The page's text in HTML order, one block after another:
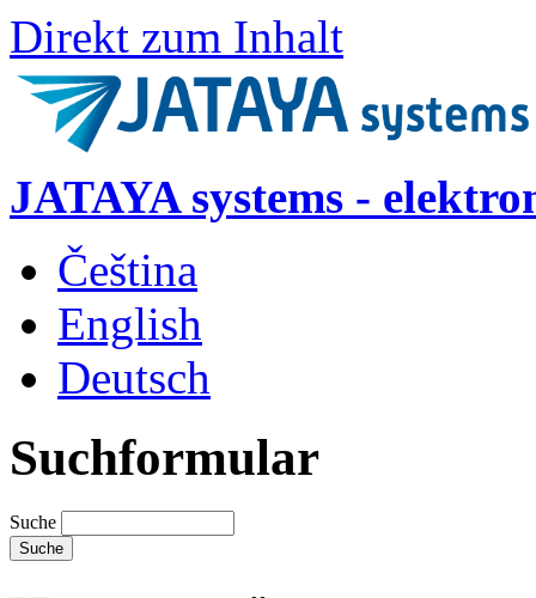
Direkt zum Inhalt
JATAYA systems -
Čeština
English
Deutsch
Suchformular
Suche